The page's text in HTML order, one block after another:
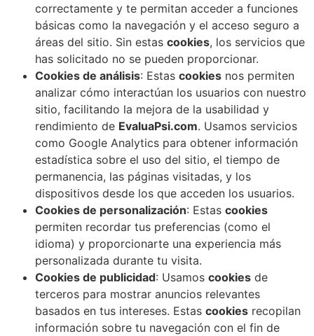
correctamente y te permitan acceder a funciones
básicas como la navegación y el acceso seguro a
áreas del sitio. Sin estas cookies, los servicios que
has solicitado no se pueden proporcionar.
Cookies de análisis: Estas cookies nos permiten
analizar cómo interactúan los usuarios con nuestro
sitio, facilitando la mejora de la usabilidad y
rendimiento de EvaluaPsi.com. Usamos servicios
como Google Analytics para obtener información
estadística sobre el uso del sitio, el tiempo de
permanencia, las páginas visitadas, y los
dispositivos desde los que acceden los usuarios.
Cookies de personalización: Estas cookies
permiten recordar tus preferencias (como el
idioma) y proporcionarte una experiencia más
personalizada durante tu visita.
Cookies de publicidad: Usamos cookies de
terceros para mostrar anuncios relevantes
basados en tus intereses. Estas cookies recopilan
información sobre tu navegación con el fin de